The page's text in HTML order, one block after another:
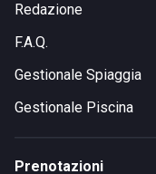
Redazione
F.A.Q.
Gestionale Spiaggia
Gestionale Piscina
Prenotazioni